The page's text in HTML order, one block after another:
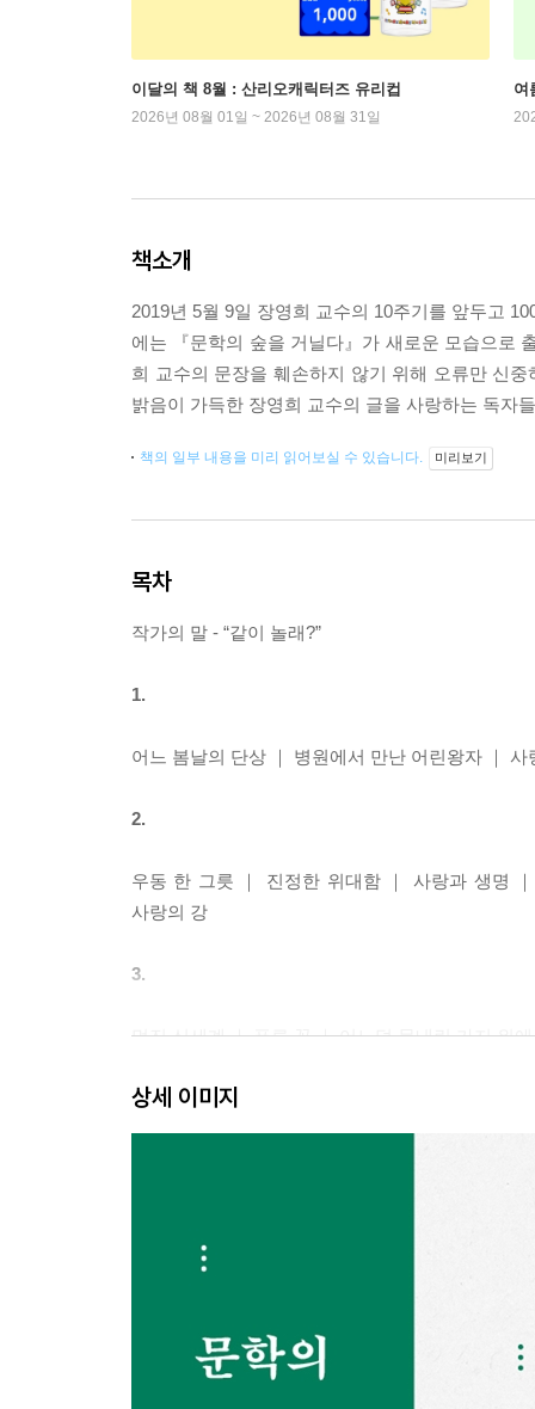
이달의 책 8월 : 산리오캐릭터즈 유리컵
2026년 08월 01일 ~ 2026년 08월 31일
여
책소개
2019년 5월 9일 장영희 교수의 10주기를 앞두고
에는 『문학의 숲을 거닐다』가 새로운 모습으로
희 교수의 문장을 훼손하지 않기 위해 오류만 신
밝음이 가득한 장영희 교수의 글을 사랑하는 독자
책의 일부 내용을 미리 읽어보실 수 있습니다. 미리보기
목차
작가의 말 - “같이 놀래?”
1.
어느 봄날의 단상 ｜ 병원에서 만난 어린왕자 ｜ 사
2.
우동 한 그릇 ｜ 진정한 위대함 ｜ 사랑과 생명
사랑의 강
3.
멋진 신세계 ｜ 푸른 꽃 ｜ 어느덧 물내린 가지 위
4.
상세 이미지